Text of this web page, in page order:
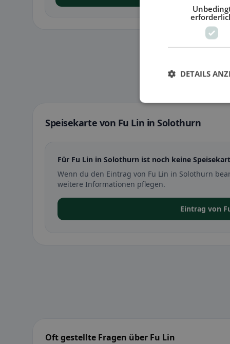
Speisekarte von Fu Lin in Solothurn
Für Fu Lin in Solothurn ist noch keine
Wenn du den Eintrag von Fu Lin in Solothurn
weitere Informationen pflegen.
Eintrag von
Oft gestellte Fragen über Fu Lin
DETAILS